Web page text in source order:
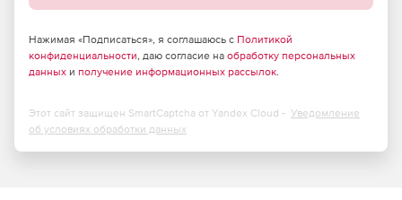
Нажимая «Подписаться», я соглашаюсь с Политикой
конфиденциальности, даю согласие на обработку персональных
данных и получение информационных рассылок.
Этот сайт защищен SmartCaptcha от Yandex Cloud - Уведомление
об условиях обработки данных